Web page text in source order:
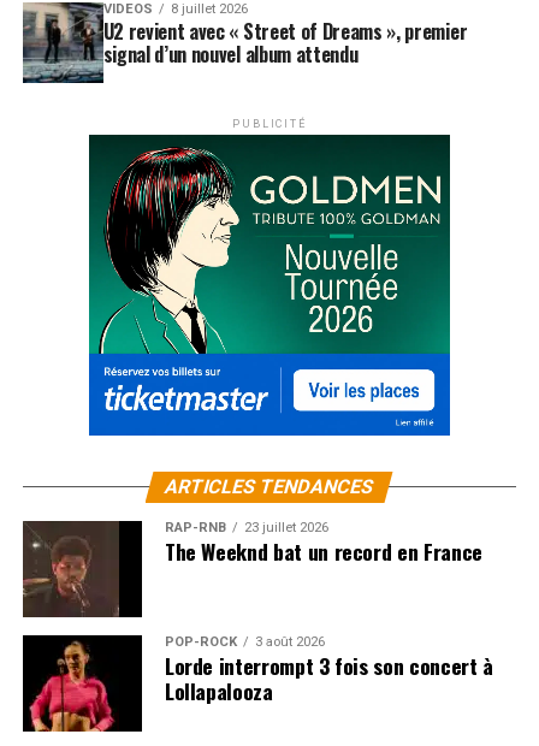
VIDEOS 8 juillet 2026
U2 revient avec « Street of Dreams », premier
signal d’un nouvel album attendu
PUBLICITÉ
ARTICLES TENDANCES
RAP-RNB 23 juillet 2026
The Weeknd bat un record en France
POP-ROCK 3 août 2026
Lorde interrompt 3 fois son concert à
Lollapalooza